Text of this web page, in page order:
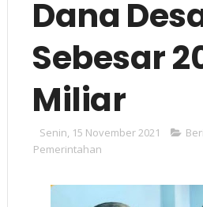
Dana
Sebesar
Miliar
Senin, 15 November 2021
Pemerintahan